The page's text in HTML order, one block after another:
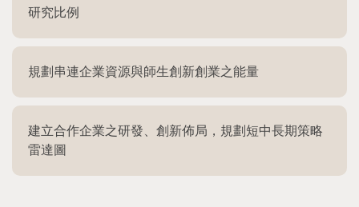
研究比例
規劃串連企業資源與師生創新創業之能量
建立合作企業之研發、創新佈局，規劃短中長期策略
雷達圖